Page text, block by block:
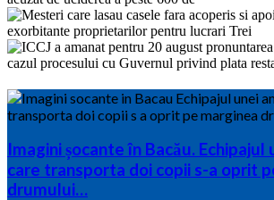
Imagini șocante în Bacău. Echipajul
care transporta doi copii s-a oprit
drumului…